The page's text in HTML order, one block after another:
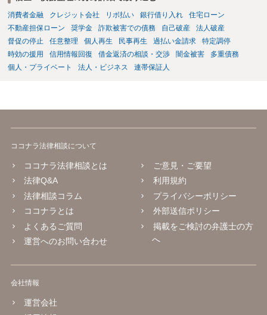
消費者金融 クレジット会社 リボ払い 銀行借り入れ
住宅ローン
不動産担保ローン
奨学金 詐欺被害での債務 自己破産
法人破産
督促の停止
任意整理 個人再生 民事再生 過払い金請求
特定調停
時効の援用
信用情報回復 借金返済の相談・交渉 闇金被害
多重債務
個人・プライベート
法人・ビジネス 連帯保証人
ココナラ法律相談について
ココナラ法律相談とは
法律Q&A
法律相談コラム
ココナラとは
よくあるご質問
運営へのお問い合わせ
ご意見・ご要望
利用規約
プライバシーポリシー
外部送信ポリシー
掲載をご検討の弁護士の方
へ
会社情報
運営会社